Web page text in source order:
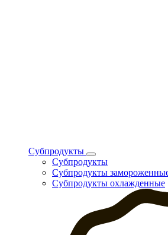
Субпродукты
Субпродукты
Субпродукты
Субпродукты охлажденные